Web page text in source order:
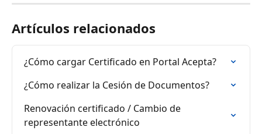
Artículos relacionados
¿Cómo cargar Certificado en Portal Acepta?
¿Cómo realizar la Cesión de Documentos?
Renovación certificado / Cambio de
representante electrónico